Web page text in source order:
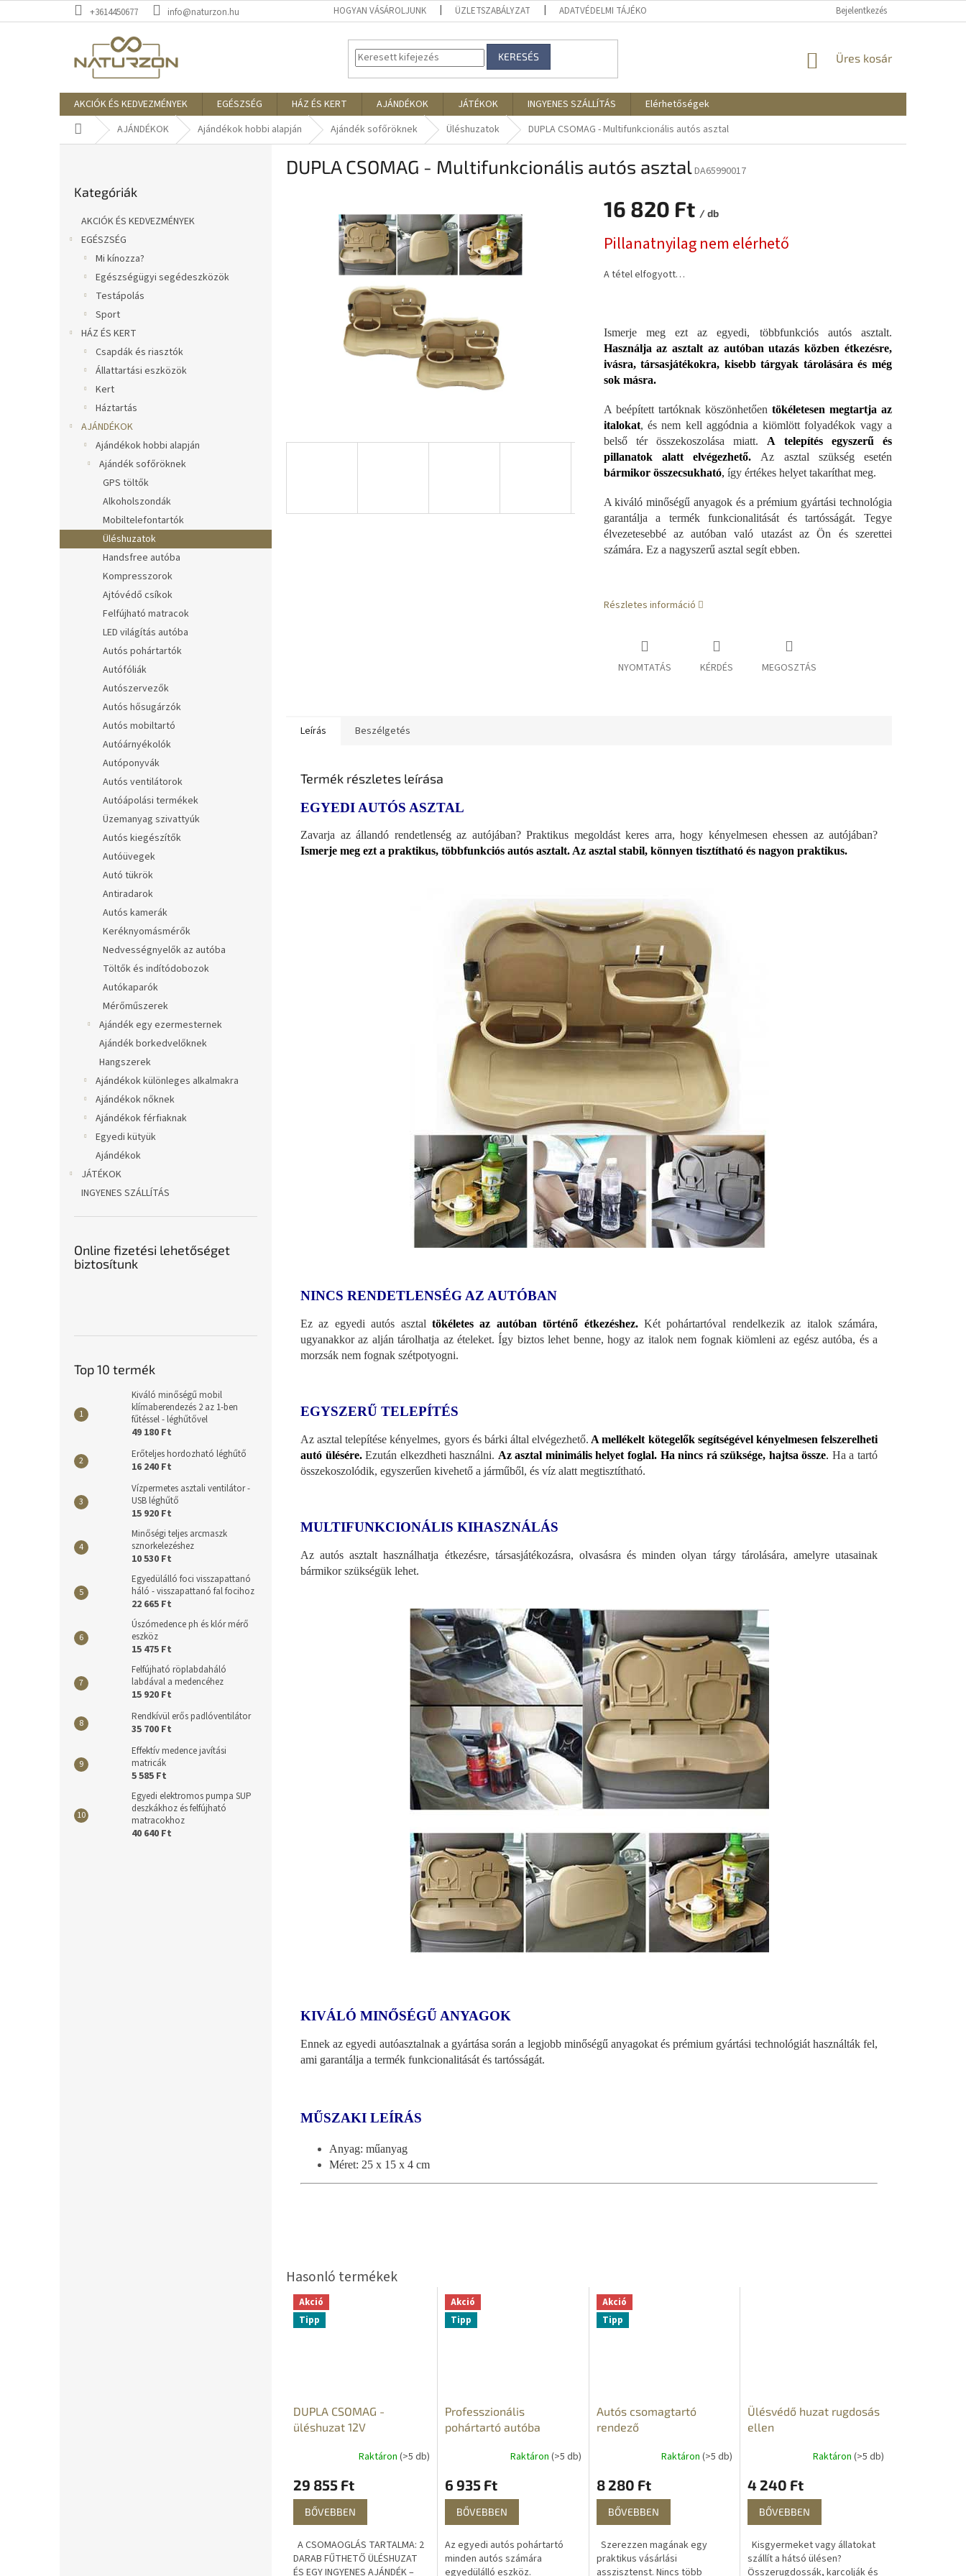
a
+3614450677 info@naturzon.hu HOGYAN VÁSÁROLJUNK ÜZLETSZABÁLYZAT ADATVÉDELMI TÁJÉKOZTATÓ REKLAMÁCIÓK ÉS
Bejelentkezés
KERESÉS KOSÁR
Üres kosár
AKCIÓK ÉS KEDVEZMÉNYEK EGÉSZSÉG HÁZ ÉS KERT AJÁNDÉKOK JÁTÉKOK INGYENES SZÁLLÍTÁS
Elérhetőségek
KezdőlapAJÁNDÉKOK Ajándékok hobbi alapján Ajándék sofőröknek Üléshuzatok DUPLA CSOMAG - Multifunkcionális autós asztal
átugrása
Kategóriák
AKCIÓK ÉS KEDVEZMÉNYEK
EGÉSZSÉG
Mi kínozza?
Egészségügyi segédeszközök
Testápolás
Sport
HÁZ ÉS KERT
Csapdák és riasztók
Állattartási eszközök
Kert
Háztartás
AJÁNDÉKOK
Ajándékok hobbi alapján
Ajándék sofőröknek
GPS töltők
Alkoholszondák
Mobiltelefontartók
Üléshuzatok
Handsfree autóba
Kompresszorok
Ajtóvédő csíkok
Felfújható matracok
LED világítás autóba
Autós pohártartók
Autófóliák
Autószervezők
Autós hősugárzók
Autós mobiltartó
Autóárnyékolók
Autóponyvák
Autós ventilátorok
Autóápolási termékek
Üzemanyag szivattyúk
Autós kiegészítők
Autóüvegek
Autó tükrök
Antiradarok
Autós kamerák
Keréknyomásmérők
Nedvességnyelők az autóba
Töltők és indítódobozok
Autókaparók
Mérőműszerek
Ajándék egy ezermesternek
Ajándék borkedvelőknek
Hangszerek
Ajándékok különleges alkalmakra
Ajándékok nőknek
Ajándékok férfiaknak
Egyedi kütyük
Ajándékok
JÁTÉKOK
INGYENES SZÁLLÍTÁS
Online fizetési lehetőséget
biztosítunk
Top 10 termék
Kiváló minőségű mobil
klímaberendezés 2 az 1-ben
fűtéssel - léghűtővel
49 180 Ft
Erőteljes hordozható léghűtő
16 240 Ft
Vízpermetes asztali ventilátor -
USB léghűtő
15 920 Ft
Minőségi teljes arcmaszk
sznorkelezéshez
10 530 Ft
Egyedülálló foci visszapattanó
háló - visszapattanó fal focihoz
22 665 Ft
Úszómedence ph és klór mérő
eszköz
15 475 Ft
Felfújható röplabdaháló
labdával a medencéhez
15 920 Ft
Rendkívül erős padlóventilátor
35 700 Ft
Effektív medence javítási
matricák
5 585 Ft
Egyedi elektromos pumpa SUP
deszkákhoz és felfújható
matracokhoz
40 640 Ft
DUPLA CSOMAG - Multifunkcionális autós asztalDA65990017
16 820 Ft / db
Pillanatnyilag nem elérhető
A tétel elfogyott…
Ismerje meg ezt az egyedi, többfunkciós autós asztalt.
Használja az asztalt az autóban utazás közben étkezésre,
ivásra, társasjátékokra, kisebb tárgyak tárolására és még
sok másra.
A beépített tartóknak köszönhetően tökéletesen megtartja az
italokat, és nem kell aggódnia a kiömlött folyadékok vagy a
belső tér összekoszolása miatt.A telepítés egyszerű és
pillanatok alatt elvégezhető.Az asztal szükség esetén
bármikor összecsukható, így értékes helyet takaríthat meg.
A kiváló minőségű anyagok és a prémium gyártási technológia
garantálja a termék funkcionalitását és tartósságát. Tegye
élvezetesebbé az autóban való utazást az Ön és szerettei
számára. Ez a nagyszerű asztal segít ebben.
Részletes információ
NYOMTATÁS KÉRDÉS MEGOSZTÁS
Leírás Beszélgetés
Termék részletes leírása
EGYEDI AUTÓS ASZTAL
Zavarja az állandó rendetlenség az autójában? Praktikus megoldást keres arra, hogy kényelmesen ehessen az autójában?
Ismerje meg ezt a praktikus, többfunkciós autós asztalt. Az asztal stabil, könnyen tisztítható és nagyon praktikus.
NINCS RENDETLENSÉG AZ AUTÓBAN
Ez az egyedi autós asztal tökéletes az autóban történő étkezéshez.Két pohártartóval rendelkezik az italok számára,
ugyanakkor az alján tárolhatja az ételeket. Így biztos lehet benne, hogy az italok nem fognak kiömleni az egész autóba, és a
morzsák nem fognak szétpotyogni.
EGYSZERŰ TELEPÍTÉS
Az asztal telepítése kényelmes, gyors és bárki által elvégezhető. A mellékelt kötegelők segítségével kényelmesen felszerelheti
autó ülésére.Ezután elkezdheti használni. Az asztal minimális helyet foglal. Ha nincs rá szüksége, hajtsa össze. Ha a tartó
összekoszolódik, egyszerűen kivehető a járműből, és víz alatt megtisztítható.
MULTIFUNKCIONÁLIS KIHASZNÁLÁS
Az autós asztalt használhatja étkezésre, társasjátékozásra, olvasásra és minden olyan tárgy tárolására, amelyre utasainak
bármikor szükségük lehet.
KIVÁLÓ MINŐSÉGŰ ANYAGOK
Ennek az egyedi autóasztalnak a gyártása során a legjobb minőségű anyagokat és prémium gyártási technológiát használták fel,
ami garantálja a termék funkcionalitását és tartósságát.
MŰSZAKI LEÍRÁS
Anyag: műanyag
Méret: 25 x 15 x 4 cm
Akció
Tipp
DUPLA CSOMAG -
üléshuzat 12V
Raktáron (>5 db)
29 855 Ft
BŐVEBBEN
A CSOMAOGLÁS TARTALMA: 2
DARAB FŰTHETŐ ÜLÉSHUZAT
ÉS EGY INGYENES AJÁNDÉK –
Akció
Tipp
Professzionális
pohártartó autóba
Raktáron (>5 db)
6 935 Ft
BŐVEBBEN
Az egyedi autós pohártartó
minden autós számára
egyedülálló eszköz.
Akció
Tipp
Autós csomagtartó
rendező
Raktáron(>5 db)
8 280 Ft
BŐVEBBEN
Szerezzen magának egy
praktikus vásárlási
asszisztenst. Nincs több
Ülésvédő huzat rugdosás
ellen
Raktáron (>5 db)
4 240 Ft
BŐVEBBEN
Kisgyermeket vagy állatokat
szállít a hátsó ülésen?
Összerugdossák, karcolják és